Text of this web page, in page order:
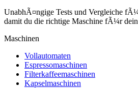
UnabhÃ¤ngige Tests und Vergleiche
damit du die richtige Maschine fÃ¼r
Maschinen
Vollautomaten
Espressomaschinen
Filterkaffeemaschinen
Kapselmaschinen